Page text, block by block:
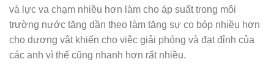
và lực va chạm nhiều hơn làm cho áp suất trong môi
trường nước tăng dần theo làm tăng sự co bóp nhiều hơn
cho dương vật khiến cho việc giải phóng và đạt đỉnh của
các anh vì thế cũng nhanh hơn rất nhiều.